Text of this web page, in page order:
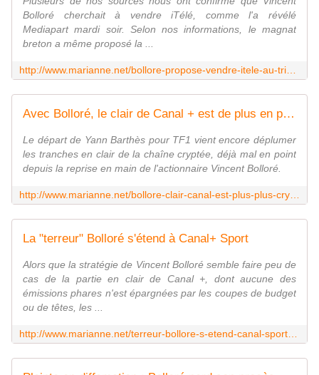
Bolloré cherchait à vendre iTélé, comme l'a révélé
Mediapart mardi soir. Selon nos informations, le magnat
breton a même proposé la ...
Avec Bolloré, le clair de Canal + est de plus en plus crypté
Le départ de Yann Barthès pour TF1 vient encore déplumer
les tranches en clair de la chaîne cryptée, déjà mal en point
depuis la reprise en main de l'actionnaire Vincent Bolloré.
La "terreur" Bolloré s'étend à Canal+ Sport
Alors que la stratégie de Vincent Bolloré semble faire peu de
cas de la partie en clair de Canal +, dont aucune des
émissions phares n'est épargnées par les coupes de budget
ou de têtes, les ...